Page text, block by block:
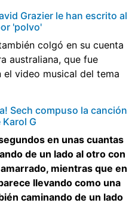
Grazier le han escrito al
'polvo'
colgó en su cuenta
australiana, que fue
video musical del tema
Sech compuso la canción
G
en unas cuantas
de un lado al otro con
mientras que en
llevando como una
caminando de un lado